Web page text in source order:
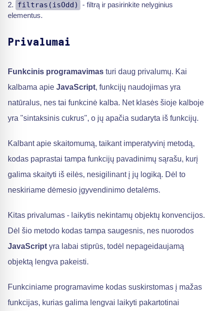
filtras(isOdd)
- filtrą ir pasirinkite nelyginius
elementus.
Privalumai
Funkcinis programavimas turi daug privalumų. Kai
kalbama apie JavaScript, funkcijų naudojimas yra
natūralus, nes tai funkcinė kalba. Net klasės šioje kalboje
yra "sintaksinis cukrus", o jų apačia sudaryta iš funkcijų.
Kalbant apie skaitomumą, taikant imperatyvinį metodą,
kodas paprastai tampa funkcijų pavadinimų sąrašu, kurį
galima skaityti iš eilės, nesigilinant į jų logiką. Dėl to
neskiriame dėmesio įgyvendinimo detalėms.
Kitas privalumas - laikytis nekintamų objektų konvencijos.
Dėl šio metodo kodas tampa saugesnis, nes nuorodos
JavaScript yra labai stiprūs, todėl nepageidaujamą
objektą lengva pakeisti.
Funkciniame programavime kodas suskirstomas į mažas
funkcijas, kurias galima lengvai laikyti pakartotinai